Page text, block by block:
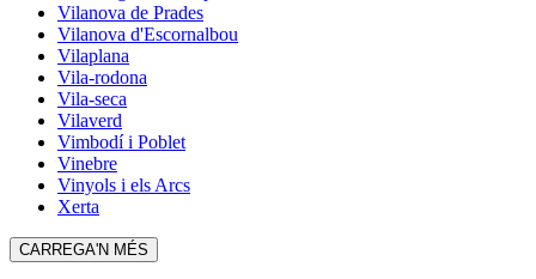
Vilanova de Prades
Vilanova d'Escornalbou
Vilaplana
Vila-rodona
Vila-seca
Vilaverd
Vimbodí i Poblet
Vinebre
Vinyols i els Arcs
Xerta
CARREGA'N MÉS